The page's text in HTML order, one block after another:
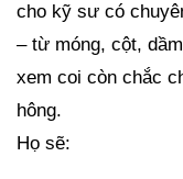
cho kỹ sư có
– từ móng, cột,
xem coi còn chắc
hông.
Họ sẽ: